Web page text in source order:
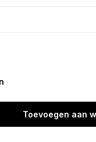
Toevoegen aan